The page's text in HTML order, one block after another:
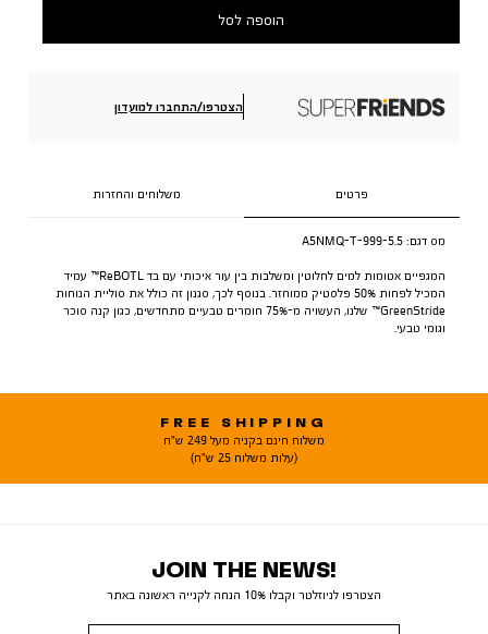
הוספה לסל
הצטרפו/התחברו למועדון
פרטים משלוחים והחזרות
מס דגם: A5NMQ-T-999-5.5
המגפיים אטומות למים לחלוטין ומשלבות בין עור איכותי עם בד ReBOTL™ עמיד
המכיל לפחות 50% פלסטיק ממוחזר. בנוסף לכך, סגנון זה כולל את סוליית הנוחות
GreenStride™ שלנו, העשויה מ-75% חומרים טבעיים מתחדשים, כגון קנה סוכר
וגומי טבעי.
FREE SHIPPING
משלוח חינם בקניה מעל 249 ש"ח
(עלות משלוח 25 ש"ח)
JOIN THE NEWS!
הצטרפו לניוזלטר וקבלו 10% הנחה לקנייה ראשונה באתר